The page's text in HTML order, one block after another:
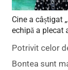
Cine a câștigat
echipă a plecat
Potrivit celor
Bontea sunt